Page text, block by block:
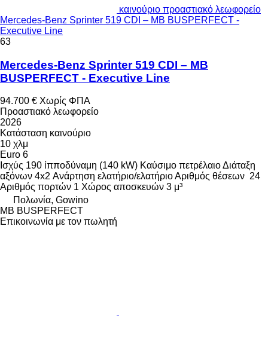
καινούριο προαστιακό λεωφορείο
Mercedes-Benz Sprinter 519 CDI – MB BUSPERFECT -
Executive Line
63
Mercedes-Benz Sprinter 519 CDI – MB
BUSPERFECT - Executive Line
94.700 € Χωρίς ΦΠΑ
Προαστιακό λεωφορείο
2026
Κατάσταση καινούριο
10 χλμ
Euro 6
Ισχύς 190 ίπποδύναμη (140 kW) Καύσιμο πετρέλαιοΔιάταξη
αξόνων 4x2 Ανάρτηση ελατήριο/ελατήριοΑριθμός θέσεων 24
Αριθμός πορτών 1 Χώρος αποσκευών 3 μ³
Πολωνία, Gowino
MB BUSPERFECT
Επικοινωνία με τον πωλητή